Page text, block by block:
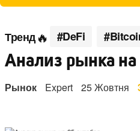
Тренд #DeFi
Анализ рынка на
Рынок Expert 25 Жовтня